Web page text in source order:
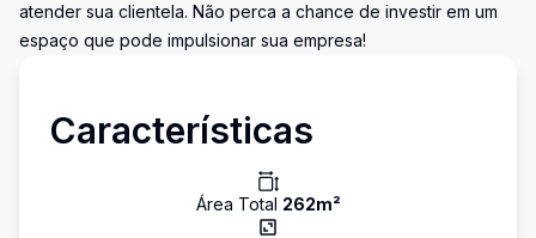
atender sua clientela. Não perca a chance de investir em um
espaço que pode impulsionar sua empresa!
Características
Área Total 262m²